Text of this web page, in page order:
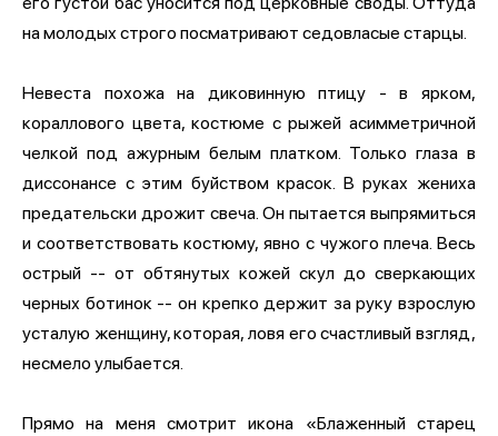
на молодых строго посматривают седовласые старцы.
Невеста похожа на диковинную птицу - в ярком,
кораллового цвета, костюме с рыжей асимметричной
челкой под ажурным белым платком. Только глаза в
диссонансе с этим буйством красок. В руках жениха
предательски дрожит свеча. Он пытается выпрямиться
и соответствовать костюму, явно с чужого плеча. Весь
острый -- от обтянутых кожей скул до сверкающих
черных ботинок -- он крепко держит за руку взрослую
усталую женщину, которая, ловя его счастливый взгляд,
несмело улыбается.
Прямо на меня смотрит икона «Блаженный старец